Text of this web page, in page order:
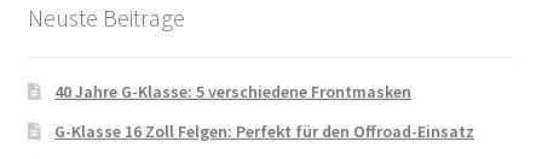
Neuste Beitrage
40 Jahre G-Klasse: 5 verschiedene Frontmasken
G-Klasse 16 Zoll Felgen: Perfekt für den Offroad-Einsatz